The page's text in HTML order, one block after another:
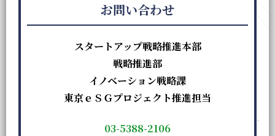
お問い合わせ
スタートアップ戦略推進本部
戦略推進部
イノベーション戦略課
東京ｅＳＧプロジェクト推進担当
03-5388-2106